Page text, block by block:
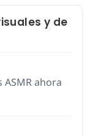
y de
ahora